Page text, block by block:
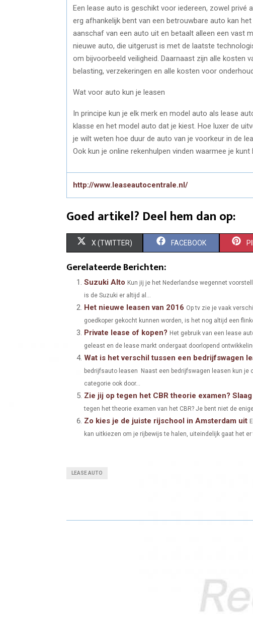
Een lease auto is geschikt voor iedereen, zowel
erg afhankelijk bent van een betrouwbare auto kan
aanschaf van een auto uit en betaalt alleen een vast
nieuwe auto, die uitgerust is met de laatste
om bijvoorbeeld veiligheid. Daarnaast zijn alle kosten
belasting, verzekeringen en alle kosten voor
Wat voor auto kun je leasen
In principe kun je elk merk en model auto als lease
klasse en het model auto dat je kiest. Hoe luxer de
je wilt weten hoe duur de auto van je voorkeur in de
Ook kun je online rekenhulpen vinden waarmee je
http://www.leaseautocentrale.nl/
Goed artikel? Deel hem dan op:
S
R
O
X (TWITTER) S
A
O
FACEBOOK S
A
O
Gerelateerde Berichten:
Suzuki Alto Kun jij je het Nederlandse wegennet
is de Suzuki er altijd al...
Het nieuwe leasen van 2016 Op tv zie je vaak
goedkoper gekocht kunnen worden, is het nog altijd een
Private lease of kopen? Het gebruik van een lease
geleast en de lease markt ondergaat doorlopend
Wat is het verschil tussen een bedrijfswagen
bedrijfsauto leasen Naast een bedrijfswagen leasen kun
categorie ook door...
Zie jij op tegen het CBR theorie examen?
tegen het theorie examen van het CBR? Je bent niet de
Zo kies je de juiste rijschool in Amsterdam uit
kan uitkiezen om je rijbewijs te halen, uiteindelijk gaat het er
LEASE AUTO